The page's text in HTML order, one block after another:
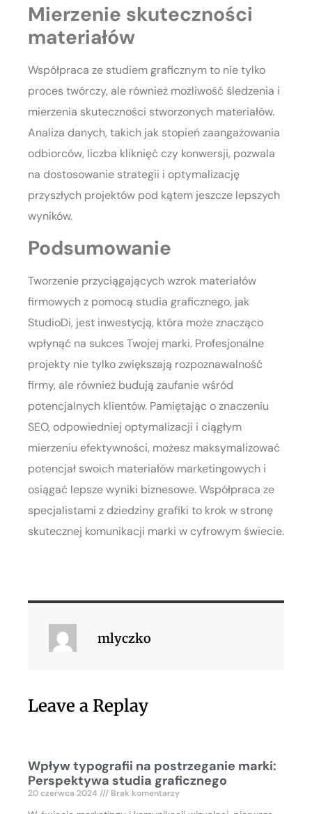
Mierzenie skuteczności
materiałów
Współpraca ze studiem graficznym to nie tylko
proces twórczy, ale również możliwość śledzenia i
mierzenia skuteczności stworzonych materiałów.
Analiza danych, takich jak stopień zaangażowania
odbiorców, liczba kliknięć czy konwersji, pozwala
na dostosowanie strategii i optymalizację
przyszłych projektów pod kątem jeszcze lepszych
wyników.
Podsumowanie
Tworzenie przyciągających wzrok materiałów
firmowych z pomocą studia graficznego, jak
StudioDi, jest inwestycją, która może znacząco
wpłynąć na sukces Twojej marki. Profesjonalne
projekty nie tylko zwiększają rozpoznawalność
firmy, ale również budują zaufanie wśród
potencjalnych klientów. Pamiętając o znaczeniu
SEO, odpowiedniej optymalizacji i ciągłym
mierzeniu efektywności, możesz maksymalizować
potencjał swoich materiałów marketingowych i
osiągać lepsze wyniki biznesowe. Współpraca ze
specjalistami z dziedziny grafiki to krok w stronę
skutecznej komunikacji marki w cyfrowym świecie.
mlyczko
Leave a Replay
Wpływ typografii na postrzeganie marki:
Perspektywa studia graficznego
20 czerwca 2024 Brak komentarzy